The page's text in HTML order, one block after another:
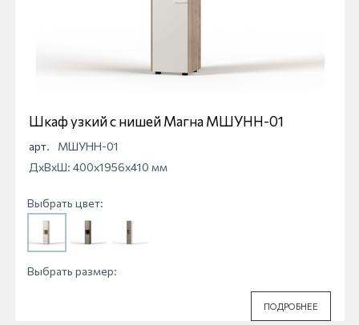
Шкаф узкий с нишей Магна МШУНН-01
арт.
МШУНН-01
ДхВхШ: 400x1956x410 мм
Выбрать цвет:
Выбрать размер:
ПОДРОБНЕЕ